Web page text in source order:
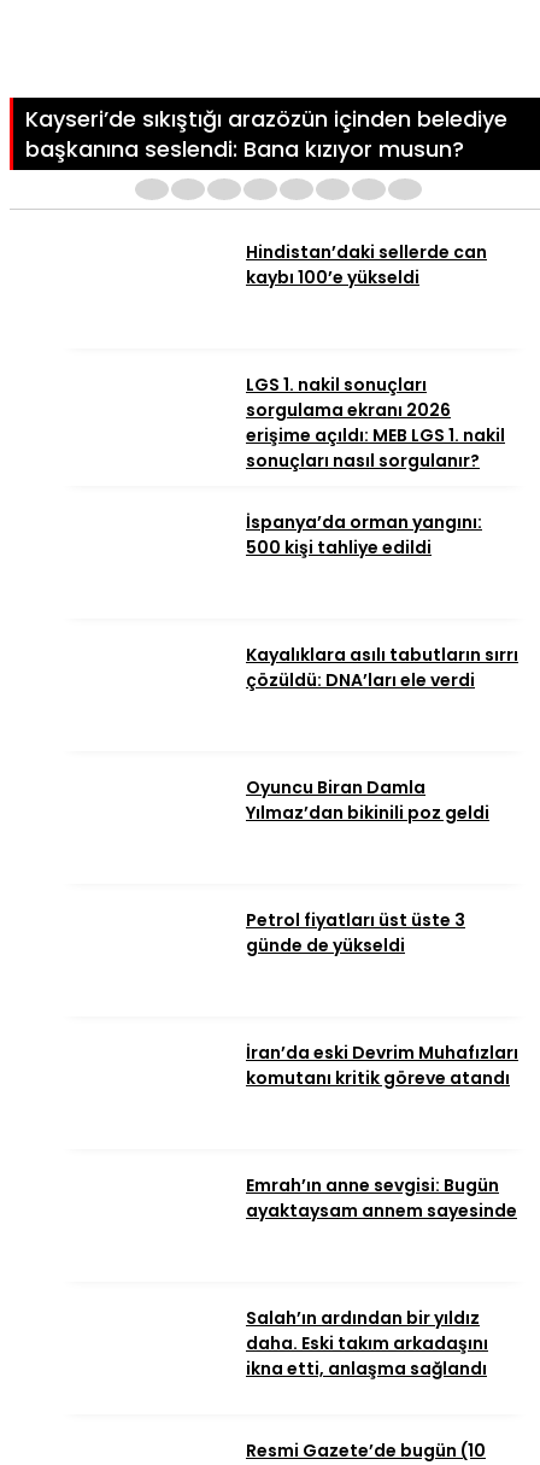
Kayseri’de sıkıştığı arazözün içinden belediye
başkanına seslendi: Bana kızıyor musun?
Hindistan’daki sellerde can
kaybı 100’e yükseldi
LGS 1. nakil sonuçları
sorgulama ekranı 2026
erişime açıldı: MEB LGS 1. nakil
sonuçları nasıl sorgulanır?
İspanya’da orman yangını:
500 kişi tahliye edildi
Kayalıklara asılı tabutların sırrı
çözüldü: DNA’ları ele verdi
Oyuncu Biran Damla
Yılmaz’dan bikinili poz geldi
Petrol fiyatları üst üste 3
günde de yükseldi
İran’da eski Devrim Muhafızları
komutanı kritik göreve atandı
Emrah’ın anne sevgisi: Bugün
ayaktaysam annem sayesinde
Salah’ın ardından bir yıldız
daha. Eski takım arkadaşını
ikna etti, anlaşma sağlandı
Resmi Gazete’de bugün (10